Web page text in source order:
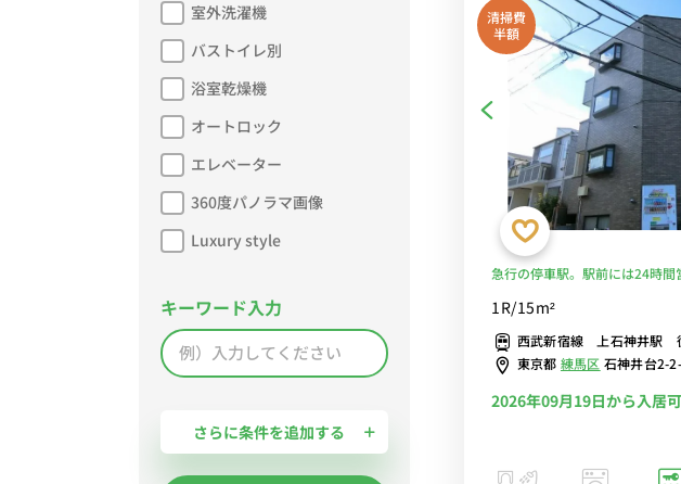
清掃費
半額
急行の停車駅。駅前には24時
ン完備■選べるWi-Fi格安レンタ
1R/15m²
西武新宿線 上石神井駅
東京都 練馬区 石神井台2-
2026年09月19日から入居可
室外洗濯機
バストイレ別
浴室乾燥機
オートロック
エレベーター
360度パノラマ画像
Luxury style
キーワード入力
さらに条件を追加する